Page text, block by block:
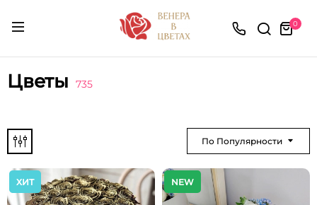
0
Цветы 735
По Популярности
ХИТ NEW